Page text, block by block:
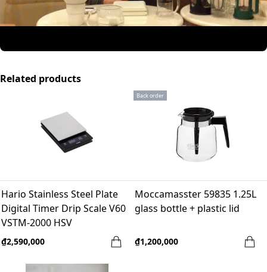
Related products
Hario Stainless Steel Plate
Digital Timer Drip Scale V60
VSTM-2000 HSV
₫2,590,000
Back order
Moccamasster 59835 1.25L
glass bottle + plastic lid
₫1,200,000